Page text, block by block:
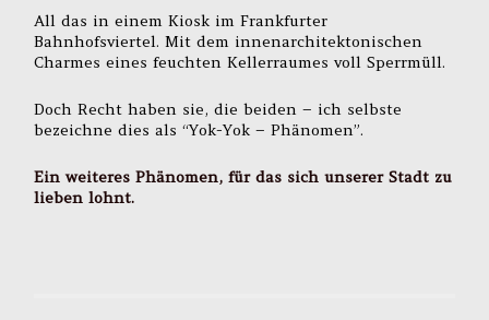
All das in einem Kiosk im Frankfurter
Bahnhofsviertel. Mit dem innenarchitektonischen
Charmes eines feuchten Kellerraumes voll Sperrmüll.
Doch Recht haben sie, die beiden – ich selbste
bezeichne dies als “Yok-Yok – Phänomen”.
Ein weiteres Phänomen, für das sich unserer Stadt zu
lieben lohnt.